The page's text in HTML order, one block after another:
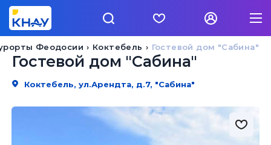
Гостевой дом "Сабина"
Коктебель
Феодосии
Гостевой дом "Сабина"
Коктебель, ул.Арендта, д.7, "Сабина"